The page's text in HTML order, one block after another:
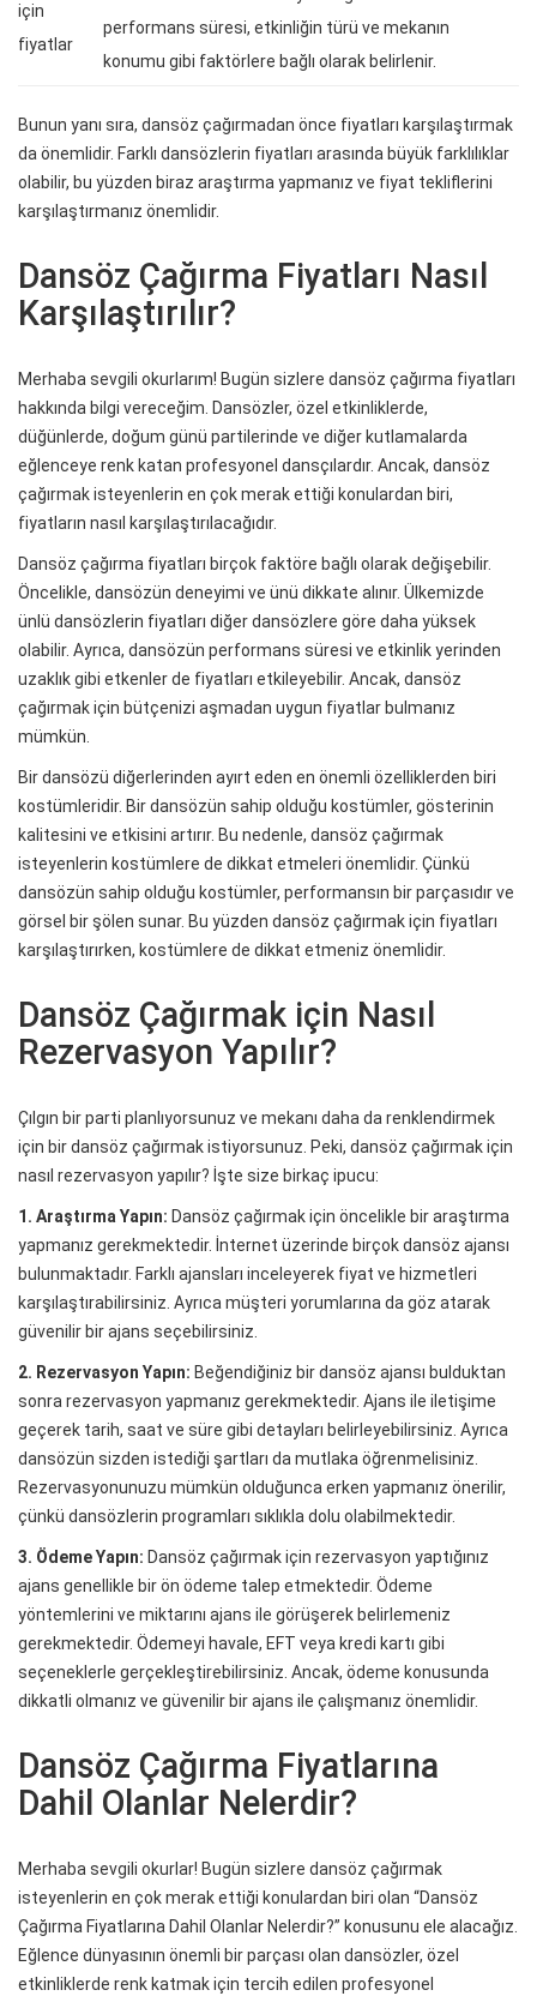
için
fiyatlar
performans süresi, etkinliğin türü ve mekanın
konumu gibi faktörlere bağlı olarak belirlenir.
Bunun yanı sıra, dansöz çağırmadan önce fiyatları karşılaştırmak
da önemlidir. Farklı dansözlerin fiyatları arasında büyük farklılıklar
olabilir, bu yüzden biraz araştırma yapmanız ve fiyat tekliflerini
karşılaştırmanız önemlidir.
Dansöz Çağırma Fiyatları Nasıl
Karşılaştırılır?
Merhaba sevgili okurlarım! Bugün sizlere dansöz çağırma fiyatları
hakkında bilgi vereceğim. Dansözler, özel etkinliklerde,
düğünlerde, doğum günü partilerinde ve diğer kutlamalarda
eğlenceye renk katan profesyonel dansçılardır. Ancak, dansöz
çağırmak isteyenlerin en çok merak ettiği konulardan biri,
fiyatların nasıl karşılaştırılacağıdır.
Dansöz çağırma fiyatları birçok faktöre bağlı olarak değişebilir.
Öncelikle, dansözün deneyimi ve ünü dikkate alınır. Ülkemizde
ünlü dansözlerin fiyatları diğer dansözlere göre daha yüksek
olabilir. Ayrıca, dansözün performans süresi ve etkinlik yerinden
uzaklık gibi etkenler de fiyatları etkileyebilir. Ancak, dansöz
çağırmak için bütçenizi aşmadan uygun fiyatlar bulmanız
mümkün.
Bir dansözü diğerlerinden ayırt eden en önemli özelliklerden biri
kostümleridir. Bir dansözün sahip olduğu kostümler, gösterinin
kalitesini ve etkisini artırır. Bu nedenle, dansöz çağırmak
isteyenlerin kostümlere de dikkat etmeleri önemlidir. Çünkü
dansözün sahip olduğu kostümler, performansın bir parçasıdır ve
görsel bir şölen sunar. Bu yüzden dansöz çağırmak için fiyatları
karşılaştırırken, kostümlere de dikkat etmeniz önemlidir.
Dansöz Çağırmak için Nasıl
Rezervasyon Yapılır?
Çılgın bir parti planlıyorsunuz ve mekanı daha da renklendirmek
için bir dansöz çağırmak istiyorsunuz. Peki, dansöz çağırmak için
nasıl rezervasyon yapılır? İşte size birkaç ipucu:
1. Araştırma Yapın: Dansöz çağırmak için öncelikle bir araştırma
yapmanız gerekmektedir. İnternet üzerinde birçok dansöz ajansı
bulunmaktadır. Farklı ajansları inceleyerek fiyat ve hizmetleri
karşılaştırabilirsiniz. Ayrıca müşteri yorumlarına da göz atarak
güvenilir bir ajans seçebilirsiniz.
2. Rezervasyon Yapın: Beğendiğiniz bir dansöz ajansı bulduktan
sonra rezervasyon yapmanız gerekmektedir. Ajans ile iletişime
geçerek tarih, saat ve süre gibi detayları belirleyebilirsiniz. Ayrıca
dansözün sizden istediği şartları da mutlaka öğrenmelisiniz.
Rezervasyonunuzu mümkün olduğunca erken yapmanız önerilir,
çünkü dansözlerin programları sıklıkla dolu olabilmektedir.
3. Ödeme Yapın: Dansöz çağırmak için rezervasyon yaptığınız
ajans genellikle bir ön ödeme talep etmektedir. Ödeme
yöntemlerini ve miktarını ajans ile görüşerek belirlemeniz
gerekmektedir. Ödemeyi havale, EFT veya kredi kartı gibi
seçeneklerle gerçekleştirebilirsiniz. Ancak, ödeme konusunda
dikkatli olmanız ve güvenilir bir ajans ile çalışmanız önemlidir.
Dansöz Çağırma Fiyatlarına
Dahil Olanlar Nelerdir?
Merhaba sevgili okurlar! Bugün sizlere dansöz çağırmak
isteyenlerin en çok merak ettiği konulardan biri olan “Dansöz
Çağırma Fiyatlarına Dahil Olanlar Nelerdir?” konusunu ele alacağız.
Eğlence dünyasının önemli bir parçası olan dansözler, özel
etkinliklerde renk katmak için tercih edilen profesyonel